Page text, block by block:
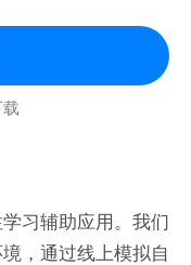
力。
注力状态：
习辅助应用。我们
，通过线上模拟自